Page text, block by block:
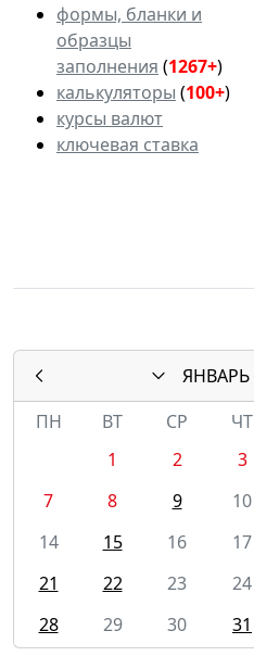
формы, бланки и
образцы
заполнения (1267+)
калькуляторы (100+)
курсы валют
ключевая ставка
ЯНВАРЬ
ПН
ВТ СР ЧТ
1
2 3
7
8 9 10
14
15 16 17
21
22 23 24
28
29 30 31